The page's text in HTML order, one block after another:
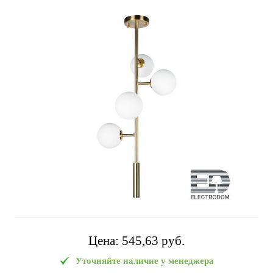
Цена: 545,63 pуб.
Уточняйте наличие у менеджера